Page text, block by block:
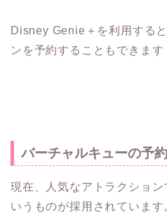
Disney Genie＋を利用する
ンを予約することもできます
バーチャルキューの予約
現在、人気なアトラクショ
いうものが採用されています